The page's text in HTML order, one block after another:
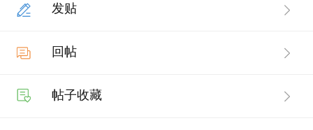
发贴
回帖
帖子收藏